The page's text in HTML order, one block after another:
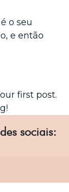
o seu
e então
first post.
sociais: